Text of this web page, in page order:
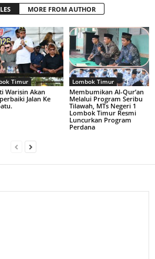
MORE FROM AUTHOR
Timur
Warisin Akan
Jalan Ke
Lombok Timur
Membumikan Al-Qur’an
Melalui Program Seribu
Tilawah, MTs Negeri 1
Lombok Timur Resmi
Luncurkan Program
Perdana